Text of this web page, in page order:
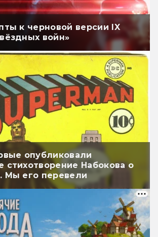
к черновой версии IX
войн»
опубликовали
стихотворение Набокова о
Мы его перевели